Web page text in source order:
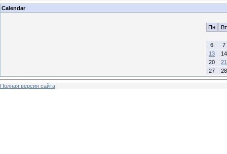
Calendar
Пн Вт
6
7
13
14
20
21
27
28
Полная версия сайта